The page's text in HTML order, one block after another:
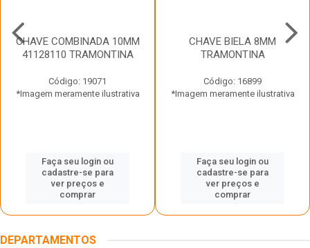
CHAVE COMBINADA 10MM
41128110 TRAMONTINA
Código: 19071
*Imagem meramente ilustrativa
Faça seu login ou
cadastre-se para
ver preços e
comprar
CHAVE BIELA 8MM
TRAMONTINA
Código: 16899
*Imagem meramente ilustrativa
Faça seu login ou
cadastre-se para
ver preços e
comprar
DEPARTAMENTOS